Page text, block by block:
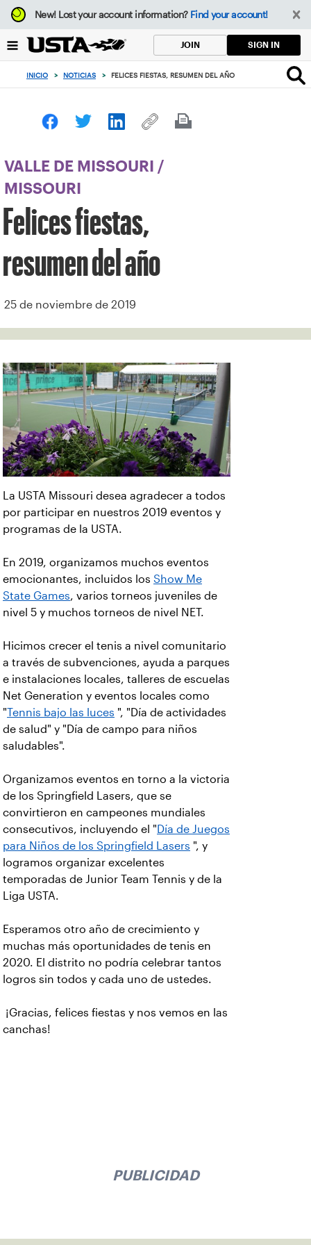
Enfoque
desde
botón
volver
principio
New!Lost your account information? Find your account!
JOIN SIGN IN
INICIO > NOTICIAS > FELICES FIESTAS, RESUMEN DEL AÑO
VALLE DE MISSOURI
/
MISSOURI
Felices fiestas,
resumen del año
25 de noviembre de 2019
La USTA Missouri desea agradecer a todos
por participar en nuestros 2019 eventos y
programas de la USTA.
En 2019, organizamos muchos eventos
emocionantes, incluidos los Show Me
State Games, varios torneos juveniles de
nivel 5 y muchos torneos de nivel NET.
Hicimos crecer el tenis a nivel comunitario
a través de subvenciones, ayuda a parques
e instalaciones locales, talleres de escuelas
Net Generation y eventos locales como
"Tennis bajo las luces ", "Día de actividades
de salud" y "Día de campo para niños
saludables".
Organizamos eventos en torno a la victoria
de los Springfield Lasers, que se
convirtieron en campeones mundiales
consecutivos, incluyendo el "Día de Juegos
para Niños de los Springfield Lasers ", y
logramos organizar excelentes
temporadas de Junior Team Tennis y de la
Liga USTA.
Esperamos otro año de crecimiento y
muchas más oportunidades de tenis en
2020. El distrito no podría celebrar tantos
logros sin todos y cada uno de ustedes.
¡Gracias, felices fiestas y nos vemos en las
canchas!
PUBLICIDAD